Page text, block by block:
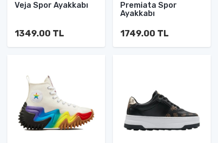
Veja Spor Ayakkabı
1349.00 TL
Premiata Spor
Ayakkabı
1749.00 TL